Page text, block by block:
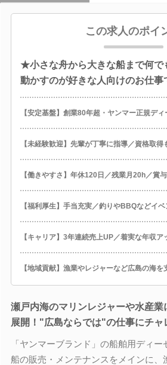
この求人のポイ
★小さな舟から大きな船まで何
動かすのが好きな人向けのお仕事
【安定基盤】創業80年超・ヤンマー正規ディ
【未経験歓迎】先輩が丁寧に指導／資格取得
【働きやすさ】年休120日／残業月20h／賞
【福利厚生】手当充実／釣りやBBQなどイ
【キャリア】3年連続売上UP／着実な年収ア
【地域貢献】漁業やレジャーなど広島の海を
瀬戸内海のマリンレジャーや水産業
展開！"広島ならでは"の仕事にチャ
「ヤンマーブランド」の船舶用ディー
船の販売・メンテナンスをメインに、